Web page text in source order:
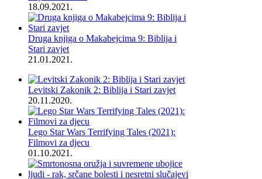
18.09.2021.
Druga knjiga o Makabejcima 9: Biblija i
Stari zavjet
21.01.2021.
Levitski Zakonik 2: Biblija i Stari zavjet
20.11.2020.
Lego Star Wars Terrifying Tales (2021):
Filmovi za djecu
01.10.2021.